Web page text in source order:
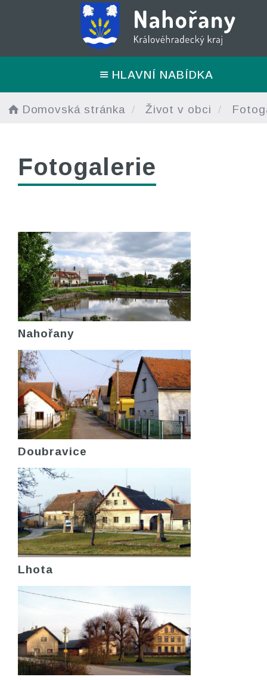
HLAVNÍ NABÍDKA
Domovská stránka Život v obci
Fotogalerie
Nahořany
Doubravice
Lhota